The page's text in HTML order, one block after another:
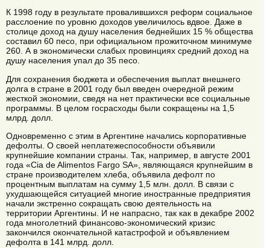
К 1998 году в результате провалившихся реформ социальное
расслоение по уровню доходов увеличилось вдвое. Даже в
столице доход на душу населения беднейших 15 % общества
составил 60 песо, при официальном прожиточном минимуме
260. А в экономически слабых провинциях средний доход на
душу населения упал до 35 песо.
Для сохранения бюджета и обеспечения выплат внешнего
долга в стране в 2001 году был введен очередной режим
жесткой экономии, сведя на нет практически все социальные
программы. В целом госрасходы были сокращены на 1,5
млрд. долл.
Одновременно с этим в Аргентине начались корпоративные
дефолты. О своей неплатежеспособности объявили
крупнейшие компании страны. Так, например, в августе 2001
года «Cia de Alimentos Fargo SA», являющаяся крупнейшим в
стране производителем хлеба, объявила дефолт по
процентным выплатам на сумму 1,5 млн. долл. В связи с
ухудшающейся ситуацией многие иностранные предприятия
начали экстренно сокращать свою деятельность на
территории Аргентины. И не напрасно, так как в декабре 2002
года многолетний финансово-экономический кризис
закончился окончательной катастрофой и объявлением
дефолта в 141 млрд. долл.